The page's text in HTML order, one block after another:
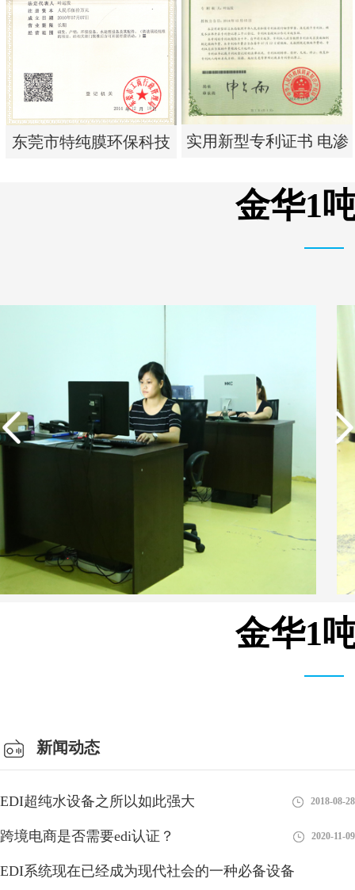
析器用浓水隔板组件
单边过滤流畅基板
东莞市特纯膜环保科技
实用新型专利证书 电渗
金华1
安装设备车间金华1
新闻动态
EDI超纯水设备之所以如此强大 2018-08-28
跨境电商是否需要edi认证？ 2020-11-09
EDI系统现在已经成为现代社会的一种必备设备